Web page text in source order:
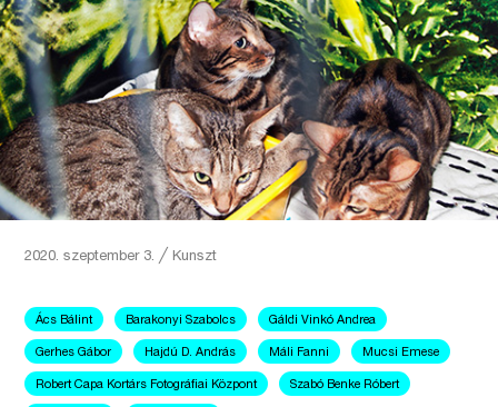
2020. szeptember 3.╱ Kunszt
Ács Bálint Barakonyi Szabolcs Gáldi Vinkó Andrea
Gerhes Gábor Hajdú D. András Máli Fanni Mucsi Emese
Robert Capa Kortárs Fotográfiai Központ Szabó Benke Róbert